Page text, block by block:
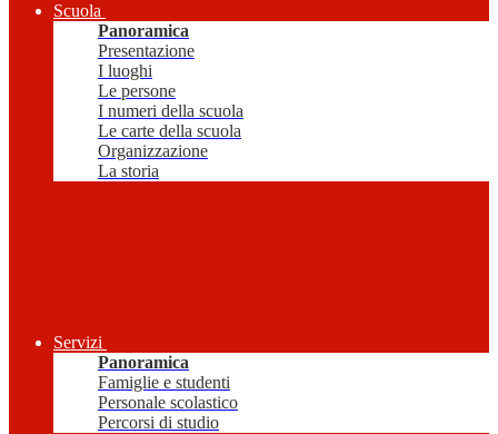
Scuola
Panoramica
Presentazione
I luoghi
Le persone
I numeri della scuola
Le carte della scuola
Organizzazione
La storia
Servizi
Panoramica
Famiglie e studenti
Personale scolastico
Percorsi di studio